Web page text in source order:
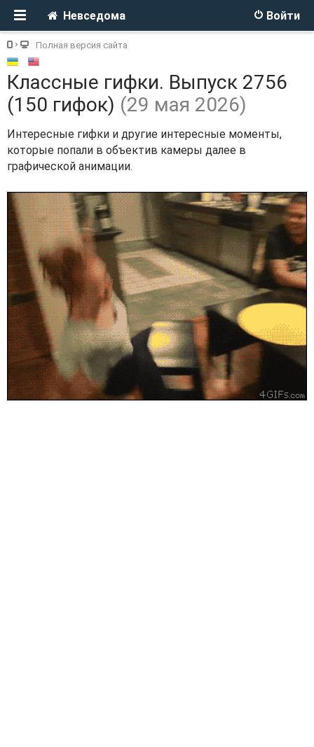
Войти
Невседома
Полная версия сайта
Классные гифки. Выпуск 2756
(150 гифок) (29 мая 2026)
Интересные гифки и другие интересные моменты,
которые попали в объектив камеры далее в
графической анимации.